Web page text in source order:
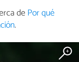
dePor qué
.